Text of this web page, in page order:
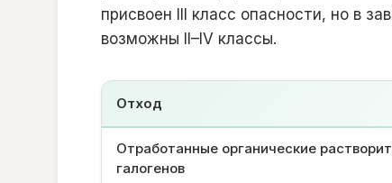
присвоен III класс опасности, но в
возможны II–IV классы.
Отход
Отработанные органические
галогенов